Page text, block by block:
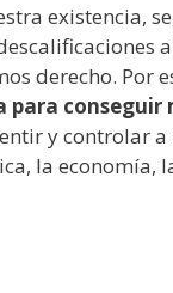
existencia,
derecho. Por
conseguir
y controlar a
la economía,